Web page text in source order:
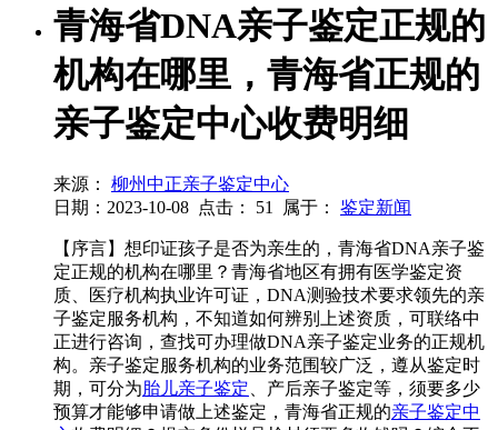
青海省DNA亲子鉴定正规的
机构在哪里，青海省正规的
亲子鉴定中心收费明细
来源：
柳州中正亲子鉴定中心
日期：2023-10-08 点击： 51 属于： 鉴定新闻
【序言】想印证孩子是否为亲生的，青海省DNA亲子鉴
定正规的机构在哪里？青海省地区有拥有医学鉴定资
质、医疗机构执业许可证，DNA测验技术要求领先的亲
子鉴定服务机构，不知道如何辨别上述资质，可联络中
正进行咨询，查找可办理做DNA亲子鉴定业务的正规机
构。亲子鉴定服务机构的业务范围较广泛，遵从鉴定时
期，可分为胎儿亲子鉴定 、产后亲子鉴定等，须要多少
预算才能够申请做上述鉴定，青海省正规的亲子鉴定中